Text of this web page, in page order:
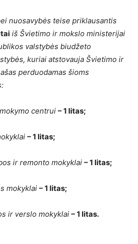
nuosavybės teise priklausantis
iš Švietimo ir mokslo ministerijai
valstybės biudžeto
kuriai atstovauja Švietimo ir
perduodamas šioms
centrui – 1 litas;
– 1 litas;
ir remonto mokyklai – 1 litas;
mokyklai – 1 litas;
ir verslo mokyklai – 1 litas.